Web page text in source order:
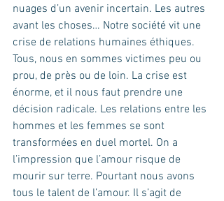
nuages d’un avenir incertain. Les autres
avant les choses… Notre société vit une
crise de relations humaines éthiques.
Tous, nous en sommes victimes peu ou
prou, de près ou de loin. La crise est
énorme, et il nous faut prendre une
décision radicale. Les relations entre les
hommes et les femmes se sont
transformées en duel mortel. On a
l’impression que l’amour risque de
mourir sur terre. Pourtant nous avons
tous le talent de l’amour. Il s’agit de